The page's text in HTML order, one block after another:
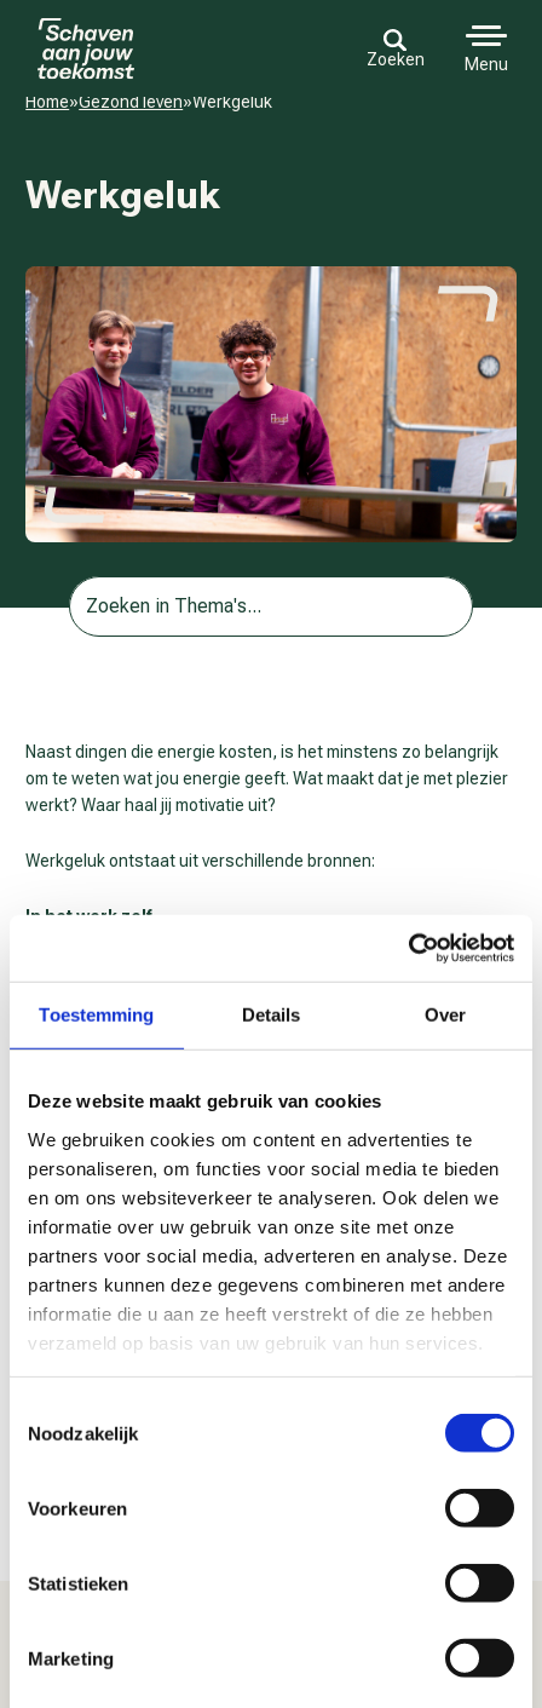
Toestemming Details Over
Deze website maakt gebruik van cookies
We gebruiken cookies om content en advertenties te
personaliseren, om functies voor social media te bieden
en om ons websiteverkeer te analyseren. Ook delen we
informatie over uw gebruik van onze site met onze
partners voor social media, adverteren en analyse. Deze
partners kunnen deze gegevens combineren met andere
informatie die u aan ze heeft verstrekt of die ze hebben
verzameld op basis van uw gebruik van hun services.
Noodzakelijk
Voorkeuren
Statistieken
Marketing
Zoeken
Menu
Home»Gezond leven»Werkgeluk
Werkgeluk
Naast dingen die energie kosten, is het minstens zo belangrijk
om te weten wat jou energie geeft. Wat maakt dat je met plezier
werkt? Waar haal jij motivatie uit?
Werkgeluk ontstaat uit verschillende bronnen:
In het werk zelf
Zinvol werk: het gevoel dat je ergens aan bijdraagt
Steun, waardering en erkenning
Een goede samenwerking
Een toegankelijke leidinggevende
Vanuit de organisatie
Mogelijkheden om je te ontwikkelen
Flexibiliteit
Aandacht voor een goede werk-privébalans
Optimisme